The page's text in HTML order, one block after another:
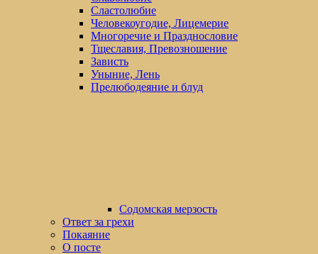
Сластолюбие
Человекоугодие, Лицемерие
Многоречие и Празднословие
Тщеславия, Превозношение
Зависть
Уныние, Лень
Прелюбодеяние и блуд
Содомская мерзость
Ответ за грехи
Покаяние
О посте